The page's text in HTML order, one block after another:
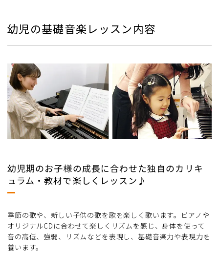
幼児の基礎音楽レッスン内容
幼児期のお子様の成長に合わせた独自のカリキ
ュラム・教材で楽しくレッスン♪
季節の歌や、新しい子供の歌を歌を楽しく歌います。ピアノや
オリジナルCDに合わせて楽しくリズムを感じ、身体を使って
音の高低、強弱、リズムなどを表現し、基礎音楽力や表現力を
養います。